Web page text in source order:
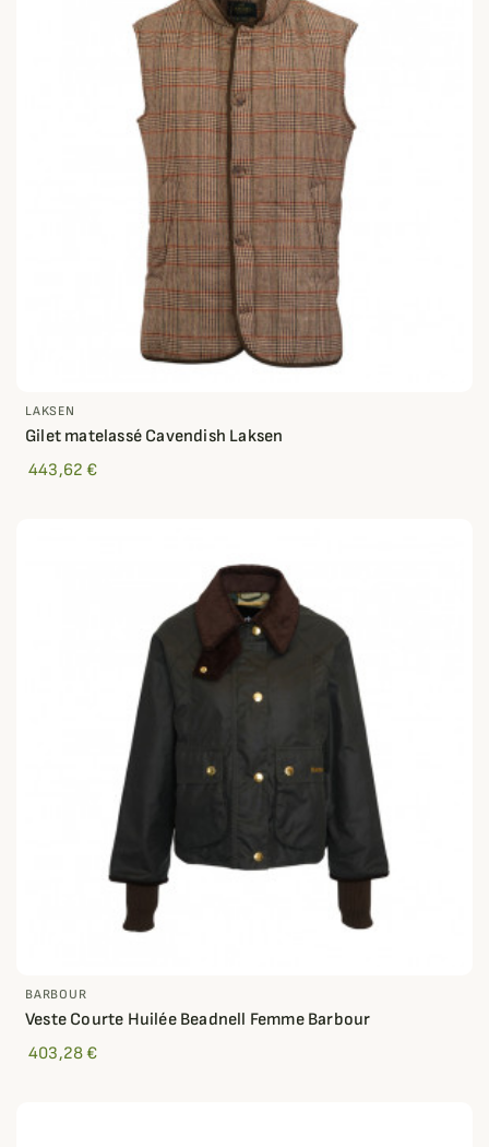
LAKSEN
Gilet matelassé Cavendish Laksen
443,62 €
BARBOUR
Veste Courte Huilée Beadnell Femme Barbour
403,28 €